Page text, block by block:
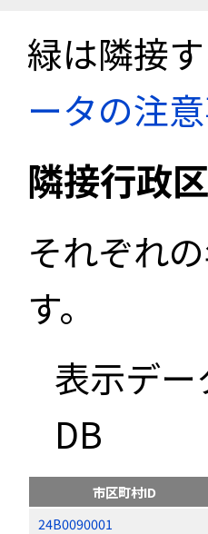
緑は隣接
ータの注
隣接行政
それぞれ
す。
表示デー
DB
市区町村ID
24B0090001